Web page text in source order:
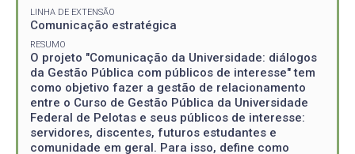
LINHA DE EXTENSÃO
Comunicação estratégica
RESUMO
O projeto "Comunicação da Universidade: diálogos
da Gestão Pública com públicos de interesse" tem
como objetivo fazer a gestão de relacionamento
entre o Curso de Gestão Pública da Universidade
Federal de Pelotas e seus públicos de interesse:
servidores, discentes, futuros estudantes e
comunidade em geral. Para isso, define como